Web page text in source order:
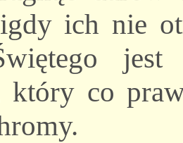
ich nie
który co